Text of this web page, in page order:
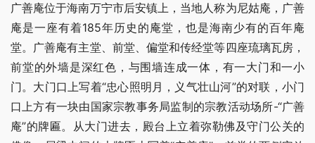
广善庵位于海南万宁市后安镇上，当地人称为尼姑庵，广善
庵是一座有着185年历史的庵堂，也是海南少有的百年庵
堂。广善庵有主堂、前堂、偏堂和传经堂等四座琉璃瓦房，
前堂的外墙是深红色，与围墙连成一体，有一大门和一小
门。大门口上写着“忠心照明月，义气壮山河”的对联，小门
口上方有一块由国家宗教事务局监制的宗教活动场所-“广善
庵”的牌匾。从大门进去，殿台上立着弥勒佛及守门公关的